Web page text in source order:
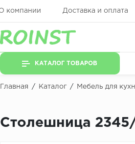
компании Доставка и оплата
КАТАЛОГ ТОВАРОВ
Главная / Каталог / Мебель для
Столешница